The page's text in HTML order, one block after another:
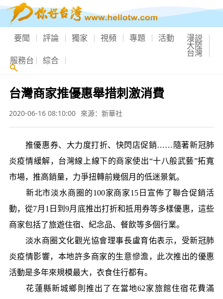
要聞 評論 獨家 視頻 專題 活動 漫説
大陸
台灣
服務台 綜合
台灣商家推優惠舉措刺激消費
2020-06-16 08:10:00 來源：新華社
推優惠券、大力度打折、快閃店促銷……隨著新冠肺
炎疫情緩解，台灣線上線下的商家使出“十八般武藝”拓寬
市場，推高銷量，力爭扭轉前幾個月的低迷景氣。
新北市淡水商圈的100家商家15日宣佈了聯合促銷活
動，從7月1日到9月底推出打折和抵用券等多樣優惠，這些
商家包括了旅遊住宿、紀念品、餐飲等多個行業。
淡水商圈文化觀光協會理事長盧育佑表示，受新冠肺
炎疫情影響，本地許多商家的生意慘澹，此次推出的優惠
活動是多年來規模最大，衣食住行都有。
花蓮縣新城鄉則推出了在當地62家旅館住宿花費滿